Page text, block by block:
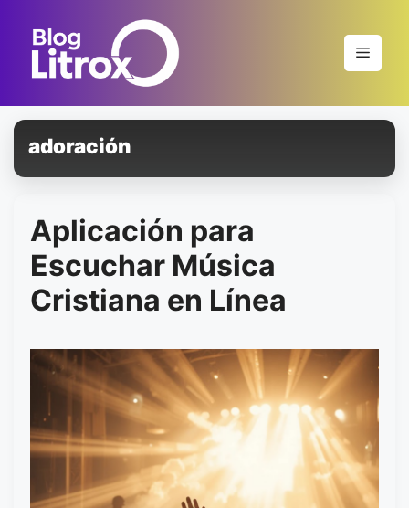
contenido
Menú
adoración
Aplicación para
Escuchar Música
Cristiana en Línea